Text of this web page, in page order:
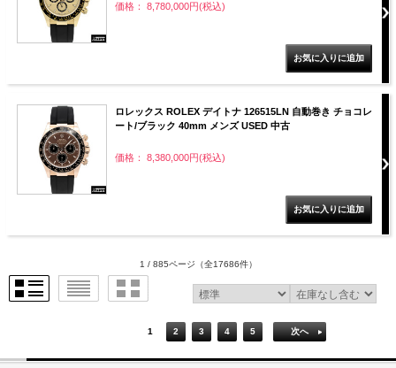
価格： 8,780,000円(税込)
ロレックス ROLEX デイトナ 126515LN 自動巻き チョコレ
ート/ブラック 40mm メンズ USED 中古
価格： 8,380,000円(税込)
1 / 885ページ （全17686件）
1 2 3 4 5 次へ